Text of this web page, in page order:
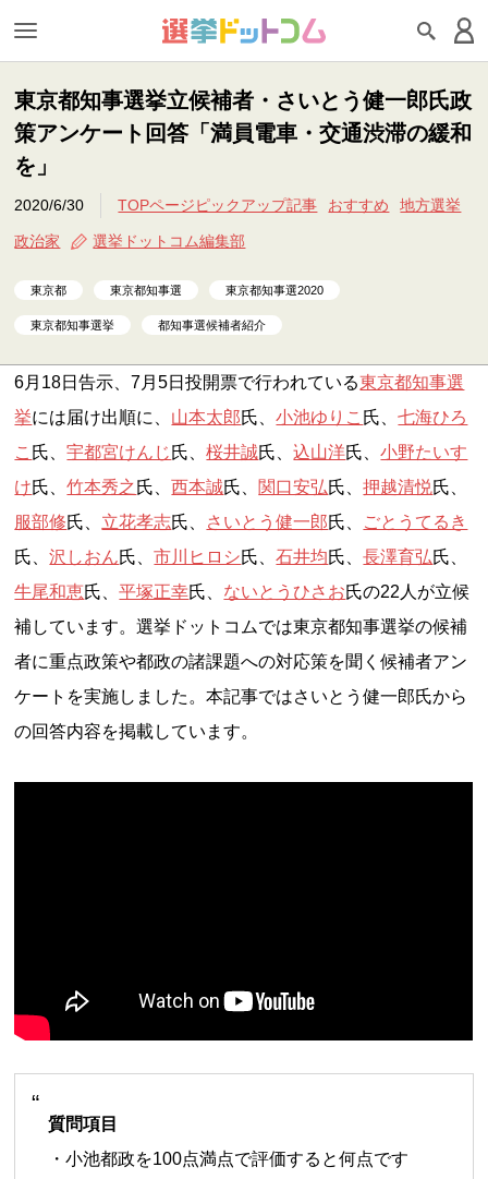
東京都知事選挙立候補者・さいとう健一郎氏政
策アンケート回答「満員電車・交通渋滞の緩和
を」
2020/6/30 TOPページピックアップ記事 おすすめ 地方選挙
政治家 選挙ドットコム編集部
東京都 東京都知事選 東京都知事選2020
東京都知事選挙 都知事選候補者紹介
6月18日告示、7月5日投開票で行われている東京都知事選
挙には届け出順に、 山本太郎氏、小池ゆりこ 氏、七海ひろ
こ 氏、宇都宮けんじ氏、桜井誠氏、込山洋氏、小野たいす
け氏、竹本秀之氏、西本誠氏、 関口安弘氏、押越清悦氏、
服部修氏、 立花孝志氏、 さいとう健一郎氏、 ごとうてるき
氏、沢しおん氏、市川ヒロシ氏、石井均氏、長澤育弘氏、
牛尾和恵氏、平塚正幸氏、 ないとうひさお氏の22人が立候
補しています。選挙ドットコムでは東京都知事選挙の候補
者に重点政策や都政の諸課題への対応策を聞く候補者アン
ケートを実施しました。本記事ではさいとう健一郎氏から
の回答内容を掲載しています。
質問項目
・小池都政を100点満点で評価すると何点です